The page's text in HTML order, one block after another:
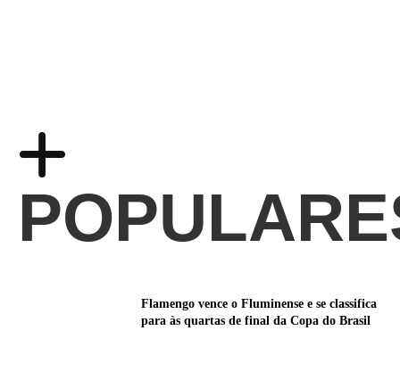
Flamengo vence o Fluminense e se classifica
para às quartas de final da Copa do Brasil